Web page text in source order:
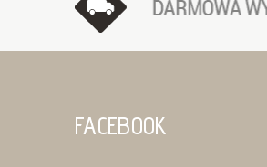
FACEBOOK